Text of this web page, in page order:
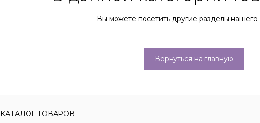
Вы можете посетить другие разделы нашего
Вернуться на главную
КАТАЛОГ ТОВАРОВ